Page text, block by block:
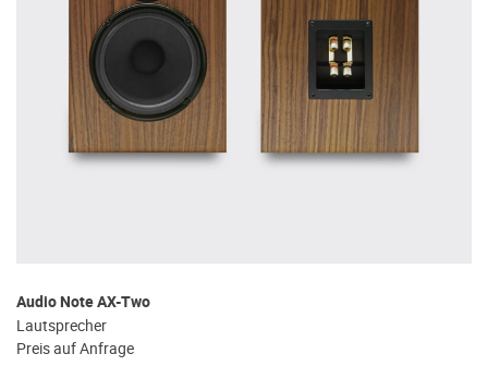
Audio Note AX-Two
Lautsprecher
Preis auf Anfrage